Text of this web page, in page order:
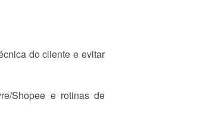
do cliente e evitar
Shopee e rotinas de